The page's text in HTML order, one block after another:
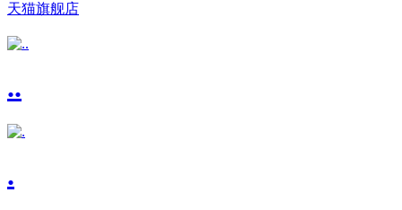
天猫旗舰店
..
.